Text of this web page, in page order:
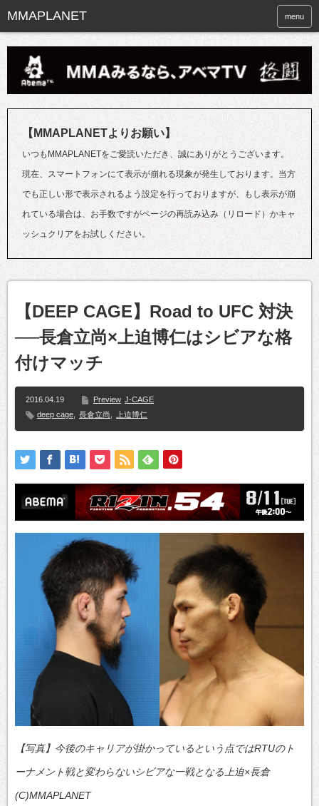
menu
【MMAPLANETよりお願い】
いつもMMAPLANETをご愛読いただき、誠にありがとうございます。
現在、スマートフォンにて表示が崩れる現象が発生しております。当方
でも正しい形で表示されるよう設定を行っておりますが、もし表示が崩
れている場合は、お手数ですがページの再読み込み（リロード）かキャ
ッシュクリアをお試しください。
【DEEP CAGE】Road to UFC 対決
──長倉立尚×上迫博仁はシビアな格
付けマッチ
2016.04.19 Preview J-CAGE
deep cage
長倉立尚 上迫博仁
【写真】今後のキャリアが掛かっているという点ではRTUのト
ーナメント戦と変わらないシビアな一戦となる上迫×長倉
(C)MMAPLANET